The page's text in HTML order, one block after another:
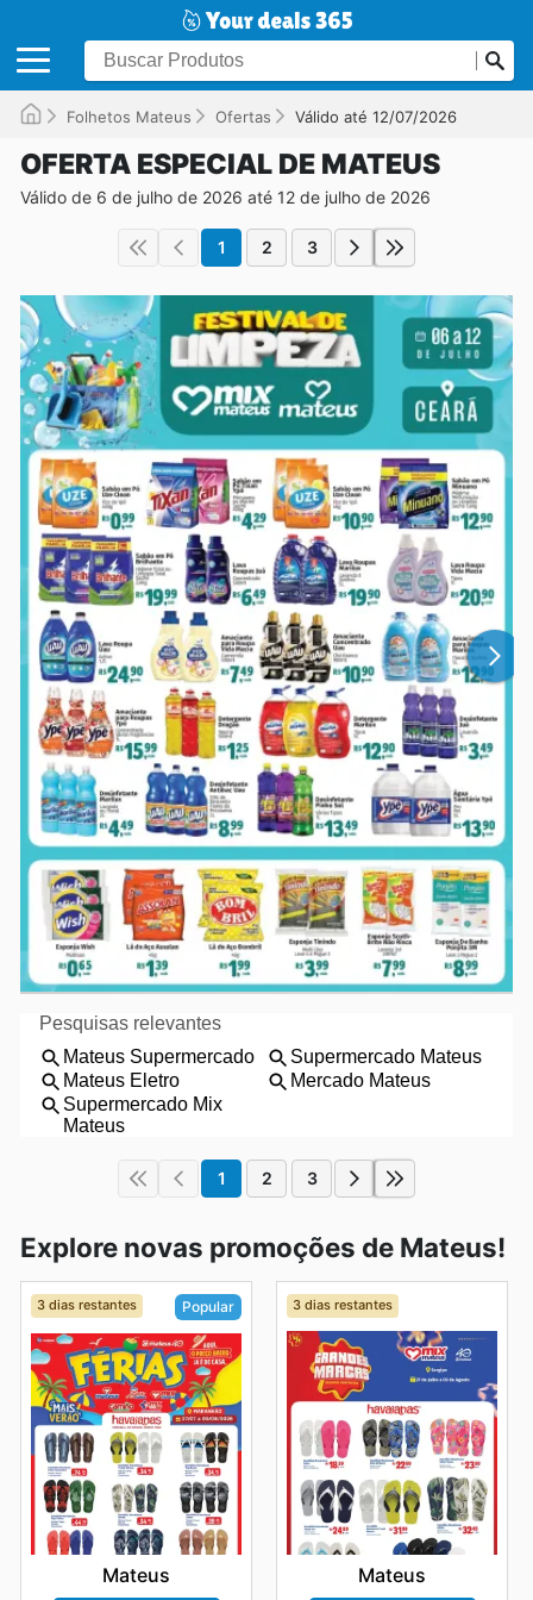
Folhetos Mateus Ofertas Válido até 12/07/2026
OFERTA ESPECIAL DE MATEUS
Válido de 6 de julho de 2026 até 12 de julho de 2026
1 2 3
1 2 3
Explore novas promoções de Mateus!
3 dias restantes Popular
Mateus
3 dias restantes
Mateus